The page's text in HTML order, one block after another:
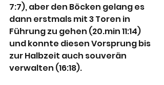
7:7), aber den Böcken gelang es
dann erstmals mit 3 Toren in
Führung zu gehen (20.min 11:14)
und konnte diesen Vorsprung bis
zur Halbzeit auch souverän
verwalten (16:18).